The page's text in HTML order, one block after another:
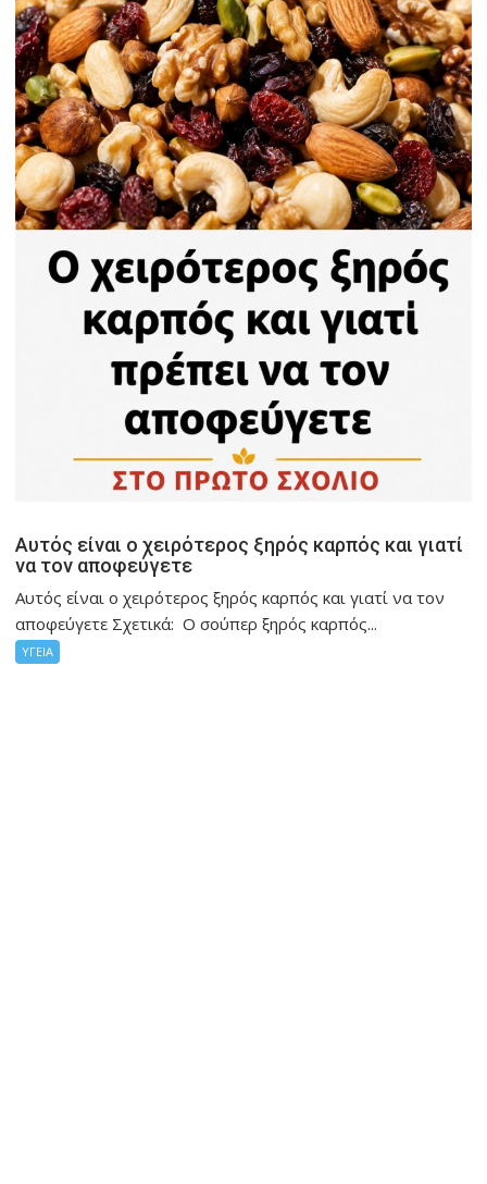
Αυτός είναι ο χειρότερος ξηρός καρπός και γιατί
να τον αποφεύγετε
Αυτός είναι ο χειρότερος ξηρός καρπός και γιατί να τον
αποφεύγετε Σχετικά: Ο σούπερ ξηρός καρπός...
ΥΓΕΙΑ